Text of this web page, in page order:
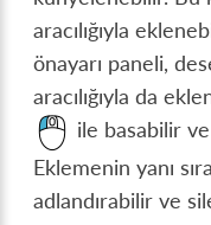
aracılığıyla
önayarı paneli,
aracılığıyla da
ile basabilir
Eklemenin yanı
adlandırabilir ve